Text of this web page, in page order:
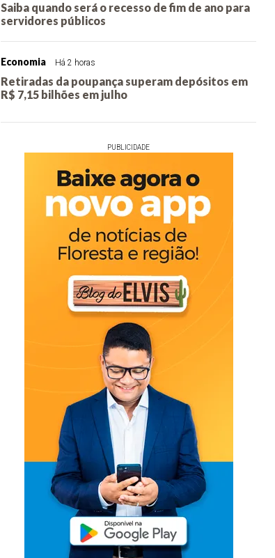
Saiba quando será o recesso de fim de ano para
servidores públicos
Economia Há 2 horas
Retiradas da poupança superam depósitos em
R$ 7,15 bilhões em julho
PUBLICIDADE